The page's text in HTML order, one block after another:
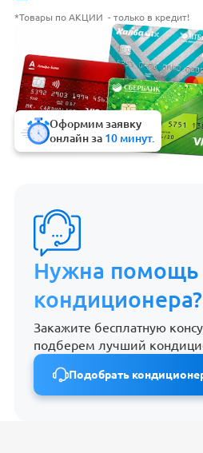
*Товары по АКЦИИ - только в кредит!
Оформим заявку
онлайн за 10 минут.
Нужна помощь
кондиционера?
Закажите бесплатную
подберем лучший
Подобрать